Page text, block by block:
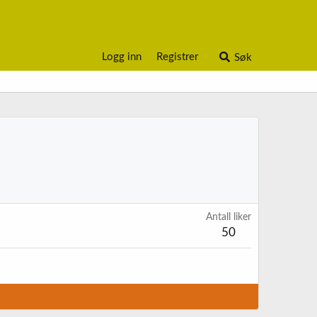
Logg inn Registrer Søk
Antall liker
50